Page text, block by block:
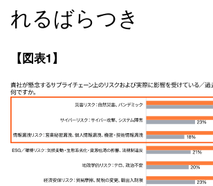
れるばらつき
【図表1】